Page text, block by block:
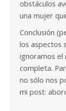
obstáculos
una mujer
Conclusión
los aspectos
ignoramos el
completa.
no sólo nos
mi post: